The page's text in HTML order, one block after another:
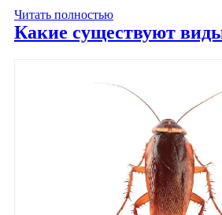
Читать полностью
Какие существуют